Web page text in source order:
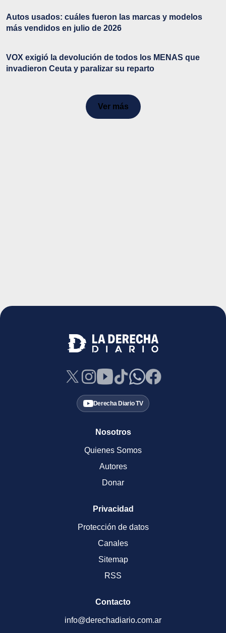
Autos usados: cuáles fueron las marcas y modelos
más vendidos en julio de 2026
VOX exigió la devolución de todos los MENAS que
invadieron Ceuta y paralizar su reparto
Ver más
Derecha Diario TV
Nosotros
Quienes Somos
Autores
Donar
Privacidad
Protección de datos
Canales
Sitemap
RSS
Contacto
info@derechadiario.com.ar